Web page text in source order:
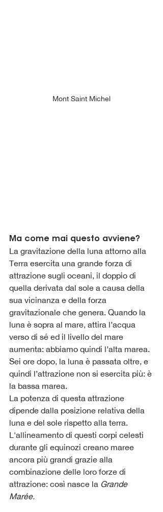
Mont Saint Michel
Ma come mai questo avviene?
La gravitazione della luna attorno alla
Terra esercita una grande forza di
attrazione sugli oceani, il doppio di
quella derivata dal sole a causa della
sua vicinanza e della forza
gravitazionale che genera. Quando la
luna è sopra al mare, attira l’acqua
verso di sé ed il livello del mare
aumenta: abbiamo quindi l’alta marea.
Sei ore dopo, la luna è passata oltre, e
quindi l’attrazione non si esercita più: è
la bassa marea.
La potenza di questa attrazione
dipende dalla posizione relativa della
luna e del sole rispetto alla terra.
L'allineamento di questi corpi celesti
durante gli equinozi creano maree
ancora più grandi grazie alla
combinazione delle loro forze di
attrazione: così nasce la Grande
Marée.